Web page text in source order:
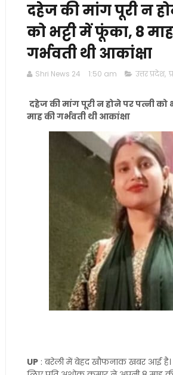
दहेज की मांग पूरी न
को भट्टी में फूंका, 8
गर्भवती थी आकांक्षा
Shri News 24 1:50 am उत्तर प्रदेश,
दहेज की मांग पूरी न होने पर पत्नी को
माह की गर्भवती थी आकांक्षा
UP: बरेली में बेहद खौफनाक खबर आई है।